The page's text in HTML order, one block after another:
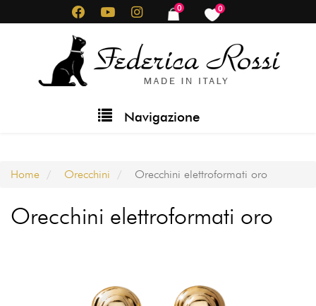
al
0
items
0
items
Navigazione
Home Orecchini Orecchini elettroformati oro
Orecchini elettroformati oro